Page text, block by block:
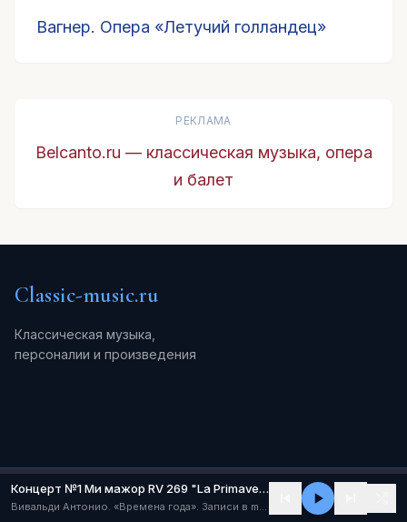
Вагнер. Опера «Летучий голландец»
РЕКЛАМА
Belcanto.ru — классическая музыка, опера
и балет
Classic-music.ru
Классическая музыка,
персоналии и произведения
Каталог
Концерт №1 Ми мажор RV 269 "La Primavera" ("Весна") (I - Allegro)
Вивальди Антонио. «Времена года». Записи в mp3